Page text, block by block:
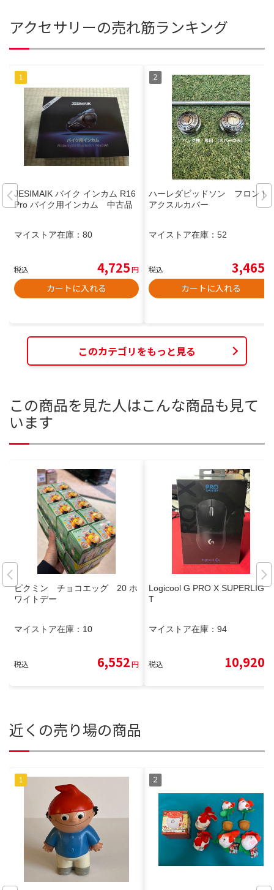
アクセサリーの売れ筋ランキング
JESIMAIK バイク インカム R16
Pro バイク用インカム 中古品
マイストア在庫： 80
税込 4,725円
カートに入れる
ハーレダビッドソン フロント
アクスルカバー
マイストア在庫： 52
税込 3,465
カートに入れる
このカテゴリをもっと見る
この商品を見た人はこんな商品も見て
います
ピクミン チョコエッグ 20 ホ
ワイトデー
マイストア在庫： 10
税込 6,552円
Logicool G PRO X SUPERLIGH
T
マイストア在庫： 94
税込 10,920
近くの売り場の商品